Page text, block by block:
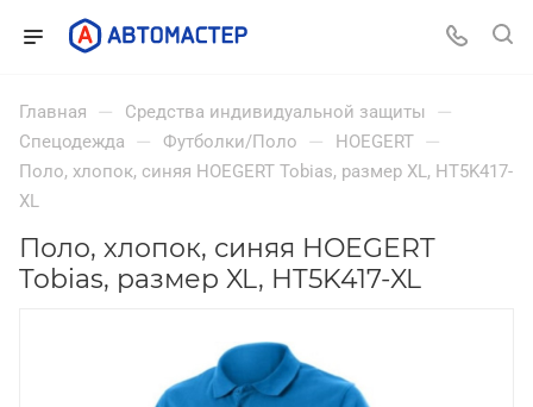
Главная — Средства индивидуальной защиты —
Спецодежда — Футболки/Поло — HOEGERT —
Поло, хлопок, синяя HOEGERT Tobias, размер XL, HT5K417-
XL
Поло, хлопок, синяя HOEGERT
Tobias, размер XL, HT5K417-XL